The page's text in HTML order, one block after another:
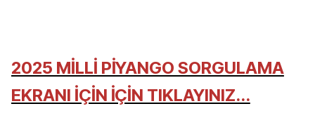
2025 MİLLİ PİYANGO SORGULAMA
EKRANI İÇİN İÇİN TIKLAYINIZ...